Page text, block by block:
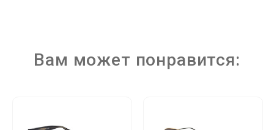
Вам может понравится: